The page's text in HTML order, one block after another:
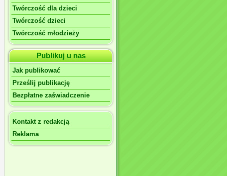
Twórczość dla dzieci
Twórczość dzieci
Twórczość młodzieży
Publikuj u nas
Jak publikować
Prześlij publikację
Bezpłatne zaświadczenie
Kontakt z redakcją
Reklama